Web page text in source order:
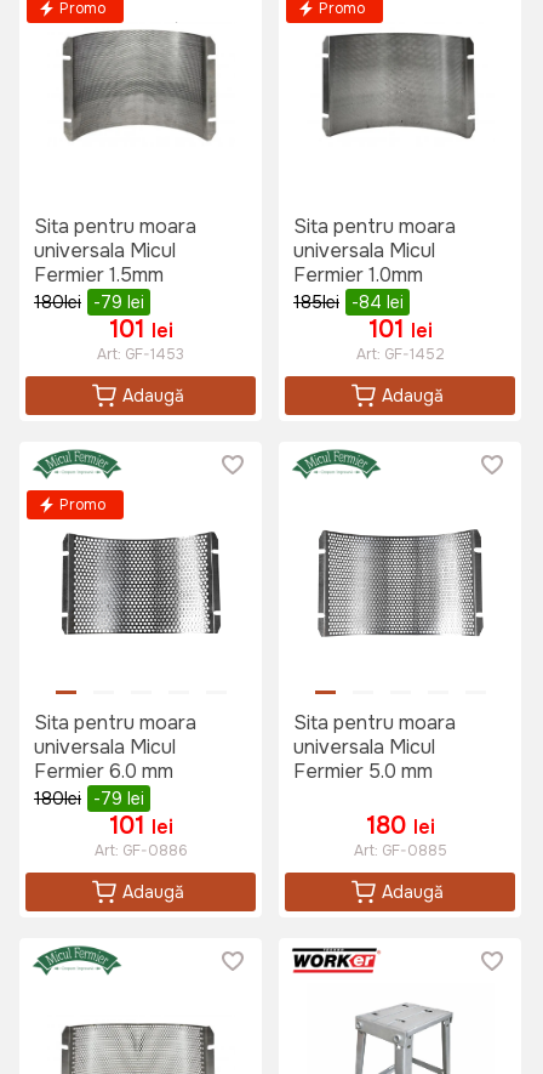
Promo
Sita pentru moara
universala Micul
Fermier 1.5mm
180lei -79 lei
101 lei
Art: GF-1453
Adaugă
Promo
Sita pentru moara
universala Micul
Fermier 1.0mm
185lei -84 lei
101 lei
Art: GF-1452
Adaugă
Promo
Sita pentru moara
universala Micul
Fermier 6.0 mm
180lei -79 lei
101 lei
Art: GF-0886
Adaugă
Sita pentru moara
universala Micul
Fermier 5.0 mm
180 lei
Art: GF-0885
Adaugă